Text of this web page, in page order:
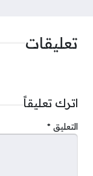
تعليقات
اترك تعليقاً
التعليق *